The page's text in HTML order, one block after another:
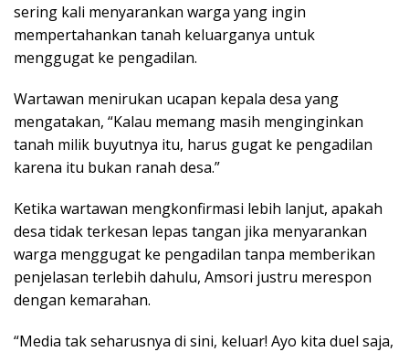
sering kali menyarankan warga yang ingin
mempertahankan tanah keluarganya untuk
menggugat ke pengadilan.
Wartawan menirukan ucapan kepala desa yang
mengatakan, “Kalau memang masih menginginkan
tanah milik buyutnya itu, harus gugat ke pengadilan
karena itu bukan ranah desa.”
Ketika wartawan mengkonfirmasi lebih lanjut, apakah
desa tidak terkesan lepas tangan jika menyarankan
warga menggugat ke pengadilan tanpa memberikan
penjelasan terlebih dahulu, Amsori justru merespon
dengan kemarahan.
“Media tak seharusnya di sini, keluar! Ayo kita duel saja,